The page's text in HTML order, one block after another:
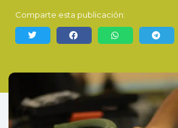
Comparte esta publicación: